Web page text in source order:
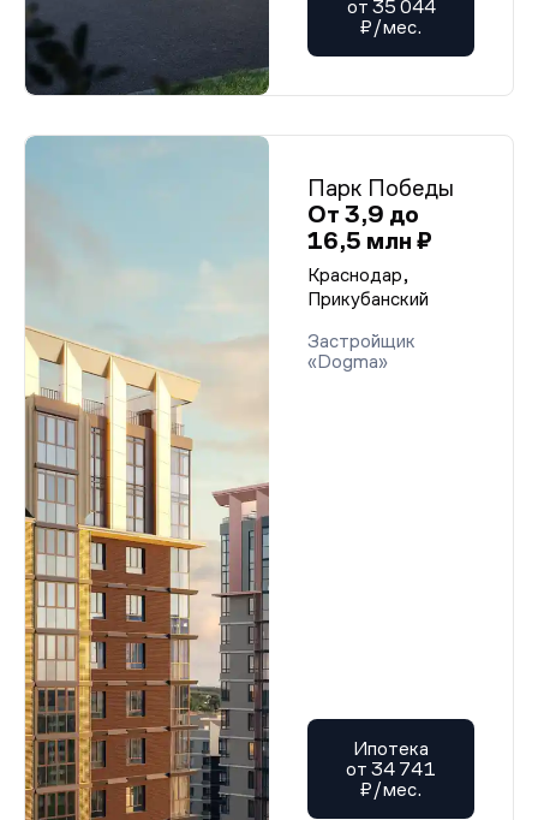
от 35 044
₽/мес.
Парк Победы
От 3,9 до
16,5 млн ₽
Краснодар,
Прикубанский
Застройщик
«Dogma»
Ипотека
от 34 741
₽/мес.